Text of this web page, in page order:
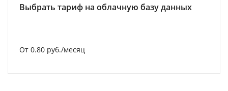
Выбрать тариф на облачную базу данных
От 0.80 руб./месяц